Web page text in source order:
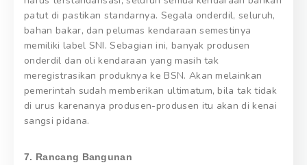
patut di pastikan standarnya. Segala onderdil, seluruh,
bahan bakar, dan pelumas kendaraan semestinya
memiliki label SNI. Sebagian ini, banyak produsen
onderdil dan oli kendaraan yang masih tak
meregistrasikan produknya ke BSN. Akan melainkan
pemerintah sudah memberikan ultimatum, bila tak tidak
di urus karenanya produsen-produsen itu akan di kenai
sangsi pidana.
7. Rancang Bangunan